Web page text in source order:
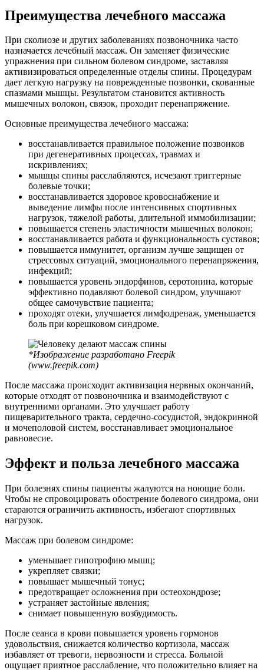
Преимущества лечебного массажа
При сколиозе и других заболеваниях позвоночника часто
назначается лечебный массаж. Он заменяет физические
упражнения при сильном болевом синдроме, заставляя
активизироваться определенные отделы спины. Процедурам
дает легкую нагрузку на поврежденные позвонки, скованные
спазмами мышцы. Результатом становится активность
мышечных волокон, связок, проходит перенапряжение.
Основные преимущества лечебного массажа:
восстанавливается правильное положение позвонков
при дегенеративных процессах, травмах и
искривлениях;
мышцы спины расслабляются, исчезают триггерные
болевые точки;
восстанавливается здоровое кровоснабжение и
выведение лимфы после интенсивных спортивных
нагрузок, тяжелой работы, длительной иммобилизации;
повышается степень эластичности мышечных волокон;
восстанавливается работа и функциональность суставов;
повышается иммунитет, организм лучше защищен от
стрессовых ситуаций, эмоционального перенапряжения,
инфекций;
повышается уровень эндорфинов, серотонина, которые
эффективно подавляют болевой синдром, улучшают
общее самочувствие пациента;
проходят отеки, улучшается лимфодренаж, уменьшается
боль при корешковом синдроме.
*Изображение разработано Freepik
(www.freepik.com)
После массажа происходит активизация нервных окончаний,
которые отходят от позвоночника и взаимодействуют с
внутренними органами. Это улучшает работу
пищеварительного тракта, сердечно-сосудистой, эндокринной
и мочеполовой систем, восстанавливает эмоциональное
равновесие.
Эффект и польза лечебного массажа
При болезнях спины пациенты жалуются на ноющие боли.
Чтобы не спровоцировать обострение болевого синдрома, они
стараются ограничить активность, избегают спортивных
нагрузок.
Массаж при болевом синдроме:
уменьшает гипотрофию мышц;
укрепляет связки;
повышает мышечный тонус;
предотвращает осложнения при остеохондрозе;
устраняет застойные явления;
снимает повышенную возбудимость.
После сеанса в крови повышается уровень гормонов
удовольствия, снижается количество кортизола, массаж
избавляет от тревоги, нервозности и стресса. Больной
ощущает приятное расслабление, что положительно влияет на